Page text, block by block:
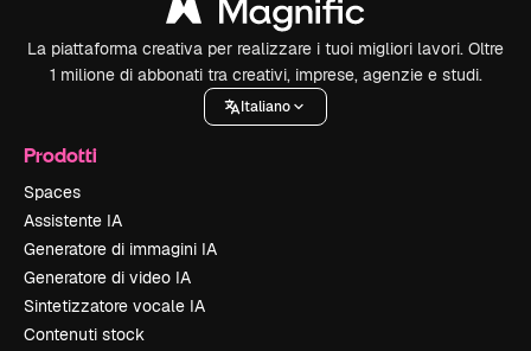
La piattaforma creativa per realizzare i tuoi migliori lavori. Oltre
1 milione di abbonati tra creativi, imprese, agenzie e studi.
Italiano
Prodotti
Spaces
Assistente IA
Generatore di immagini IA
Generatore di video IA
Sintetizzatore vocale IA
Contenuti stock